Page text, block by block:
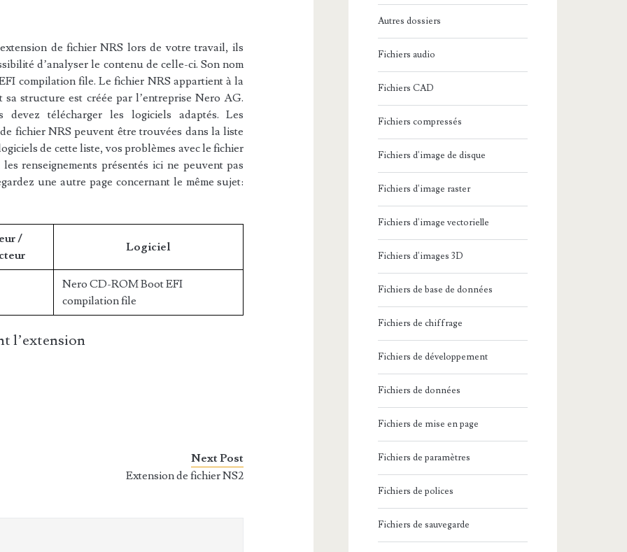
de fichier NRS lors de votre travail, ils
d’analyser le contenu de celle-ci. Son nom
compilation file. Le fichier NRS appartient à la
sa structure est créée par l’entreprise Nero AG.
télécharger les logiciels adaptés. Les
fichier NRS peuvent être trouvées dans la liste
de cette liste, vos problèmes avec le fichier
renseignements présentés ici ne peuvent pas
une autre page concernant le même sujet:
/
Logiciel
Nero CD-ROM Boot EFI
compilation file
l’extension
Next Post
Extension de fichier NS2
Autres dossiers
Fichiers audio
Fichiers CAD
Fichiers compressés
Fichiers d'image de disque
Fichiers d'image raster
Fichiers d'image vectorielle
Fichiers d'images 3D
Fichiers de base de données
Fichiers de chiffrage
Fichiers de développement
Fichiers de données
Fichiers de mise en page
Fichiers de paramètres
Fichiers de polices
Fichiers de sauvegarde